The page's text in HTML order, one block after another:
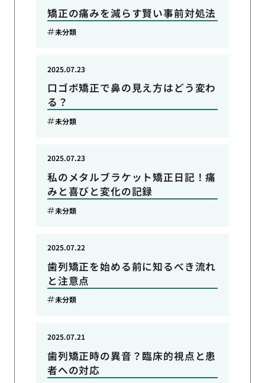
矯正の痛みを減らす賢い事前対処法
未分類
口ゴボ矯正で鼻の見え方はどう変わ
る？
2025.07.23
未分類
私のメタルブラケット矯正日記！痛
みと喜びと変化の記録
2025.07.23
未分類
歯列矯正を始める前に知るべき流れ
と注意点
2025.07.22
未分類
歯列矯正時の異音？臨床的視点と患
者への対応
2025.07.21